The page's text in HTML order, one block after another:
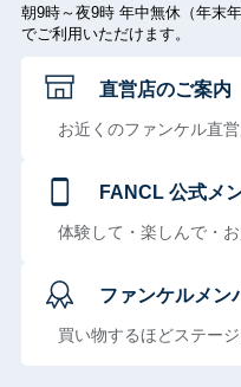
朝9時～夜9時 年中無休（年末
でご利用いただけます。
直営店のご案内
お近くのファンケル直
FANCL 公式メ
体験して・楽しんで・
ファンケルメン
買い物するほどステージ